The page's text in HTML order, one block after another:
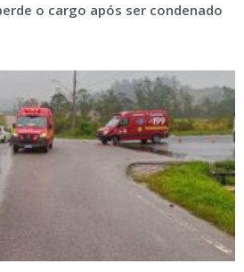
o cargo após ser condenado